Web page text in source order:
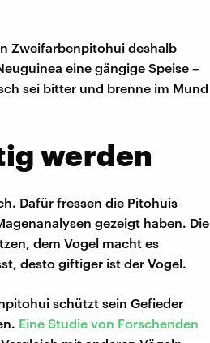
Zweifarbenpitohui deshalb
eine gängige Speise –
sei bitter und brenne im Mund
werden
Dafür fressen die Pitohuis
gezeigt haben. Die
dem Vogel macht es
desto giftiger ist der Vogel.
schützt sein Gefieder
Eine Studie von Forschenden